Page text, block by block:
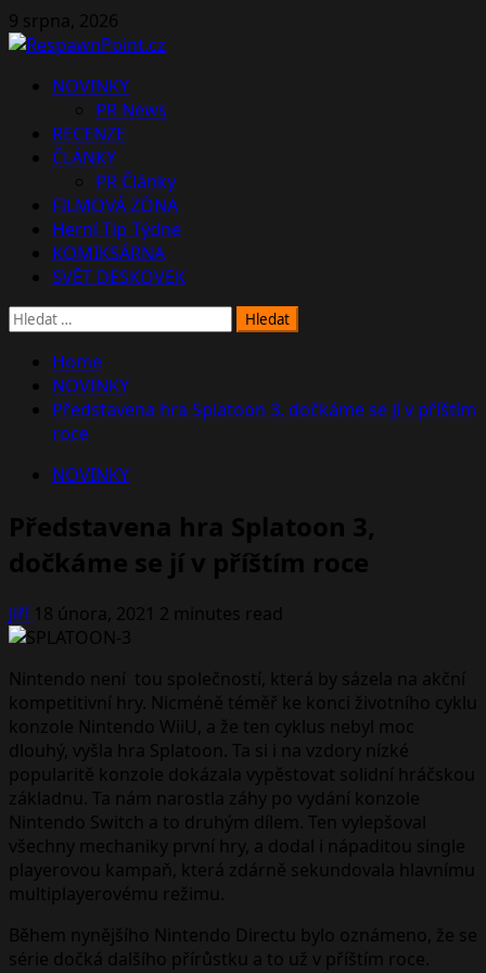
Skip
to
9 srpna, 2026
PrimaryNOVINKY
PR News
RECENZE
ČLÁNKY
PR Články
FILMOVÁ ZÓNA
Herní Tip Týdne
KOMIKSÁRNA
SVĚT DESKOVEK
Vyhledávání
Home
NOVINKY
Představena hra Splatoon 3, dočkáme se jí v příštím
roce
NOVINKY
Představena hra Splatoon 3,
dočkáme se jí v příštím roce
Jiří 18 února, 2021 2 minutes read
Nintendo není tou společností, která by sázela na akční
kompetitivní hry. Nicméně téměř ke konci životního cyklu
konzole Nintendo WiiU, a že ten cyklus nebyl moc
dlouhý, vyšla hra Splatoon. Ta si i na vzdory nízké
popularitě konzole dokázala vypěstovat solidní hráčskou
základnu. Ta nám narostla záhy po vydání konzole
Nintendo Switch a to druhým dílem. Ten vylepšoval
všechny mechaniky první hry, a dodal i nápaditou single
playerovou kampaň, která zdárně sekundovala hlavnímu
multiplayerovému režimu.
Během nynějšího Nintendo Directu bylo oznámeno, že se
série dočká dalšího přírůstku a to už v příštím roce.